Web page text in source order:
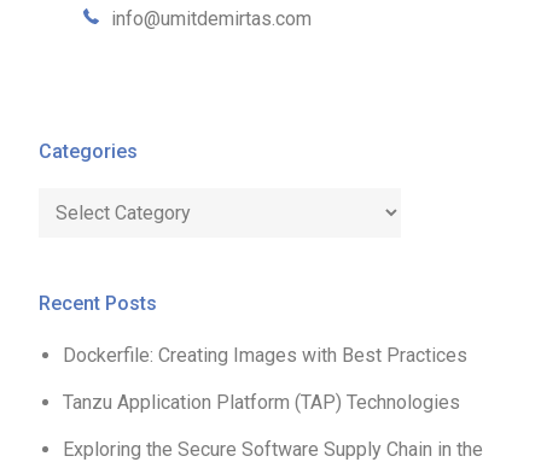
info@umitdemirtas.com
Categories
Categories
Recent Posts
Dockerfile: Creating Images with Best Practices
Tanzu Application Platform (TAP) Technologies
Exploring the Secure Software Supply Chain in the